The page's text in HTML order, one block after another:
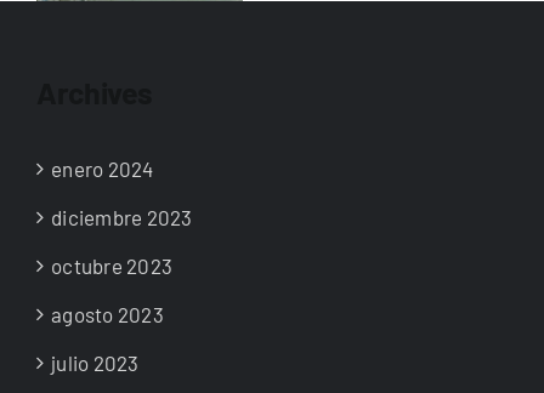
enero 2024
diciembre 2023
octubre 2023
agosto 2023
julio 2023